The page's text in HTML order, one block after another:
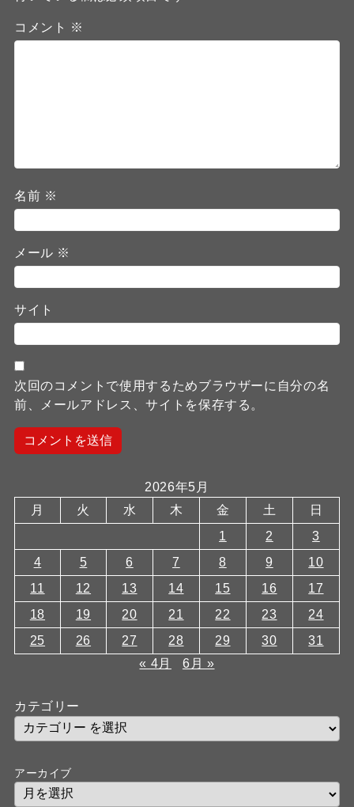
コメント ※
名前 ※
メール ※
サイト
次回のコメントで使用するためブラウザーに自分の名
前、メールアドレス、サイトを保存する。
2026年5月
月
火 水 木 金 土
日
1
2
3
4
5 6 7 8 9
10
11
12 13 14 15 16
17
18
19 20 21 22 23
24
25
26 27 28 29 30
31
« 4月
6月 »
カテゴリー
アーカイブ